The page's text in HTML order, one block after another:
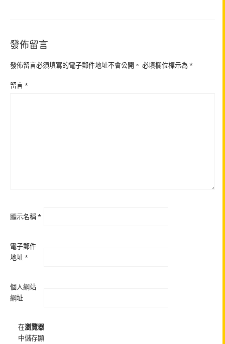
發佈留言
發佈留言必須填寫的電子郵件地址不會公開。 必填欄位標示為*
留言*
顯示名稱*
電子郵件
地址*
個人網站
網址
在瀏覽器
中儲存顯